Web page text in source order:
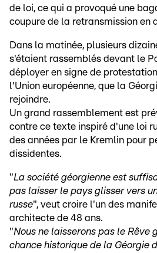
de loi, ce qui a provoqué une
coupure de la retransmission en
Dans la matinée, plusieurs
s'étaient rassemblés devant le
déployer en signe de
l'Union européenne, que la
rejoindre.
Un grand rassemblement est
contre ce texte inspiré d'une loi
des années par le Kremlin pour
dissidentes.
"La société géorgienne est
pas laisser le pays glisser vers
russe", veut croire l'un des
architecte de 48 ans.
"Nous ne laisserons pas le Rêve
chance historique de la Géorgie